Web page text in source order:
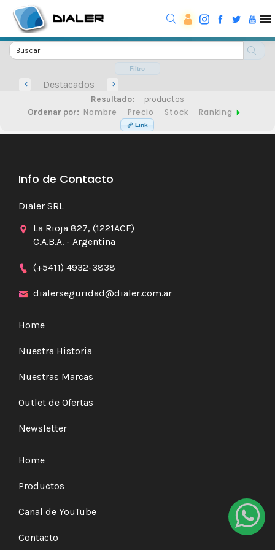
Filtro
Destacados
Resultado: -- productos
Ordenar por: Nombre Precio Stock Ranking
Link
Info de Contacto
Dialer SRL
La Rioja 827, (1221ACF)
C.A.B.A. - Argentina
(+5411) 4932-3838
dialerseguridad@dialer.com.ar
Home
Nuestra Historia
Nuestras Marcas
Outlet de Ofertas
Newsletter
Home
Productos
Canal de YouTube
Contacto